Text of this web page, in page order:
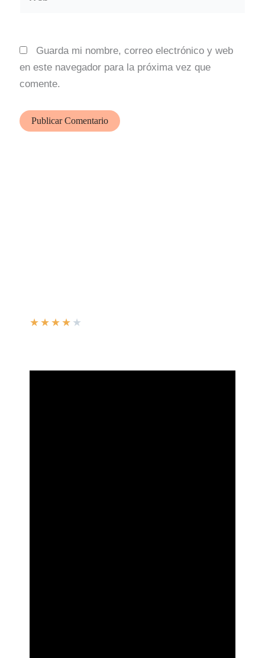
Guarda mi nombre, correo electrónico y web
en este navegador para la próxima vez que
comente.
★ ★ ★ ★ ★